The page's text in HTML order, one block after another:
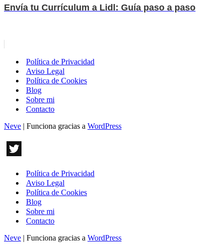
Envía tu Currículum a Lidl: Guía paso a paso
Política de Privacidad
Aviso Legal
Política de Cookies
Blog
Sobre mi
Contacto
Neve | Funciona gracias a WordPress
Política de Privacidad
Aviso Legal
Política de Cookies
Blog
Sobre mi
Contacto
Neve | Funciona gracias a WordPress